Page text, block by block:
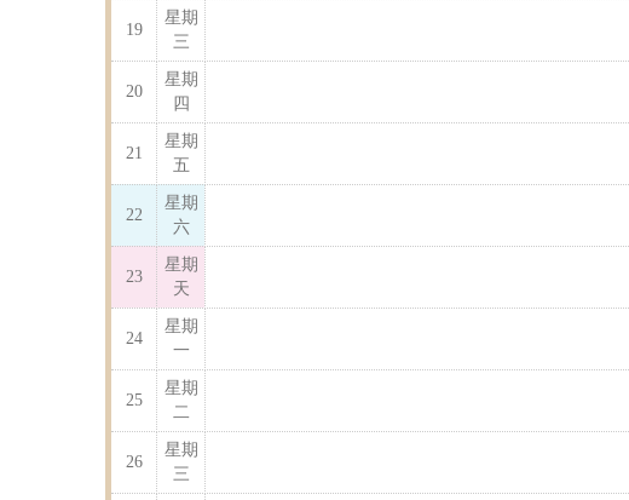
19
星期
三
20
星期
四
21
星期
五
22
星期
六
23
星期
天
24
星期
一
25
星期
二
26
星期
三